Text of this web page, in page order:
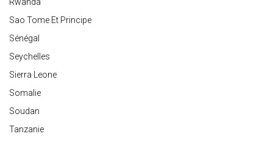
Sao Tome Et Principe
Sénégal
Seychelles
Sierra Leone
Somalie
Soudan
Tanzanie